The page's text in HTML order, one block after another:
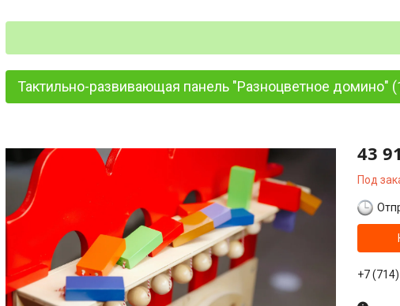
Тактильно-развивающая панель "Разноцветное домино"
43
Под
+7